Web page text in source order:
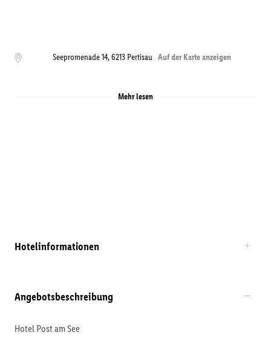
Seepromenade 14,6213Pertisau Auf der Karte anzeigen
Mehr lesen
Hotelinformationen
Angebotsbeschreibung
Hotel Post am See